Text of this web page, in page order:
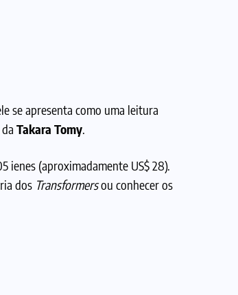
se apresenta como uma leitura
Takara Tomy.
ienes (aproximadamente US$ 28).
dos Transformersou conhecer os